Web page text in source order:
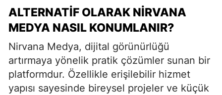
ALTERNATIF OLARAK NIRVANA
MEDYA NASIL KONUMLANIR?
Nirvana Medya, dijital görünürlüğü
artırmaya yönelik pratik çözümler sunan bir
platformdur. Özellikle erişilebilir hizmet
yapısı sayesinde bireysel projeler ve küçük